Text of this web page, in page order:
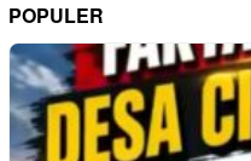
POPULER